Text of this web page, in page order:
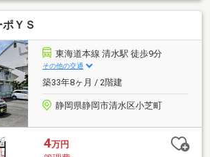
ポＹＳ
東海道本線 清水駅 徒歩9分
その他の交通
築33年8ヶ月 / 2階建
静岡県静岡市清水区小芝町
4万円